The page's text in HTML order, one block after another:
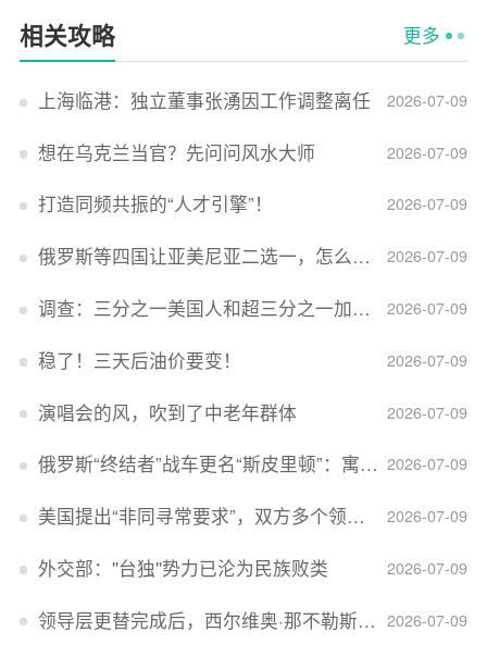
相关攻略 更多
2026-07-09
上海临港：独立董事张湧因工作调整离任
2026-07-09
想在乌克兰当官？先问问风水大师
2026-07-09
打造同频共振的“人才引擎”！
2026-07-09
俄罗斯等四国让亚美尼亚二选一，怎么回事？
2026-07-09
调查：三分之一美国人和超三分之一加拿大人感到经济压力
2026-07-09
稳了！三天后油价要变！
2026-07-09
演唱会的风，吹到了中老年群体
2026-07-09
俄罗斯“终结者”战车更名“斯皮里顿”：寓意强大可靠，彰显俄精神力量
2026-07-09
美国提出“非同寻常要求”，双方多个领域分歧依旧，印美贸易谈判进入“关键阶段”
2026-07-09
外交部：''台独''势力已沦为民族败类
2026-07-09
领导层更替完成后，西尔维奥·那不勒斯出任Lucid首席执行官